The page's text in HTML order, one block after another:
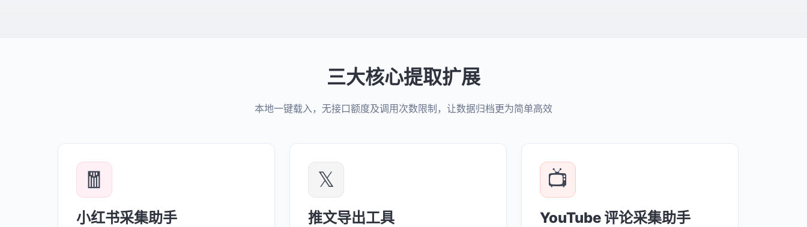
三大核心提取扩展
本地一键载入，无接口额度及调用次数限制，让数据归档更为简单高效
🧧
小红书采集助手
𝕏
推文导出工具
📺
YouTube 评论采集助手